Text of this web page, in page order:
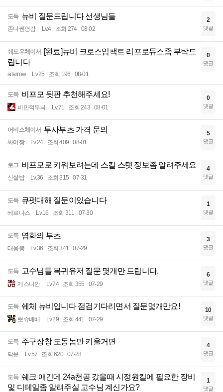
도둑 뉴비 질문드립니다 선생님들
존나쎈영감 Lv.4 조회 274 08-02
2
댓글
쉐도우체이서
[완료]뉴비 크로스임팩트 리프로듀스좀 부탁드
립니다
silarrow Lv.25 조회 196 08-01
0
댓글
도둑 비프모 뒷판 추천해주세요!
비판적두뇌 Lv.71 조회 243 08-01
0
댓글
어비스체이서 투사부츠 가격 문의
싸미짱 Lv.24 조회 409 08-01
5
댓글
로그 비프모로 키워보려는데 스킬 스탯 정보좀 알려주세요
신쌀밥 Lv.36 조회 315 07-31
4
댓글
도둑 큐펫대해 질문이있습니다
베르나스 Lv.16 조회 311 07-30
1
댓글
도둑 염화의 부츠
태웅뽕 Lv.36 조회 341 07-29
3
댓글
도둑 고수님들 복귀유저 질문 몇개만 드립니다.
제스니안 Lv.74 조회 355 07-29
6
댓글
도둑 쉐체 뉴비입니다 점검기다리면서 질문몇개만요!
뽀슈베베 Lv.29 조회 441 07-29
10
댓글
도둑 주구장창 도동놈만 키울거면
닥윤 Lv.57 조회 620 07-28
4
댓글
도둑 쉐크 애긴데 24a천공 갔을때 시정원킬에 필요한 장비
및 디테일좀 알려주실 고수님 계신가요?
1
댓글